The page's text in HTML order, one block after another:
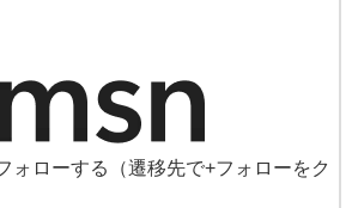
ォローする
（遷移先で+フォローをク